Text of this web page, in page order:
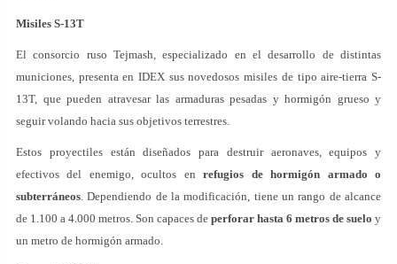
Misiles S-13T
El consorcio ruso Tejmash, especializado en el desarrollo de distintas
municiones, presenta en IDEX sus novedosos misiles de tipo aire-tierra S-
13T, que pueden atravesar las armaduras pesadas y hormigón grueso y
seguir volando hacia sus objetivos terrestres.
Estos proyectiles están diseñados para destruir aeronaves, equipos y
efectivos del enemigo, ocultos enrefugios de hormigón armado o
subterráneos. Dependiendo de la modificación, tiene un rango de alcance
de 1.100 a 4.000 metros. Son capaces de perforar hasta 6 metros de suelo y
un metro de hormigón armado.